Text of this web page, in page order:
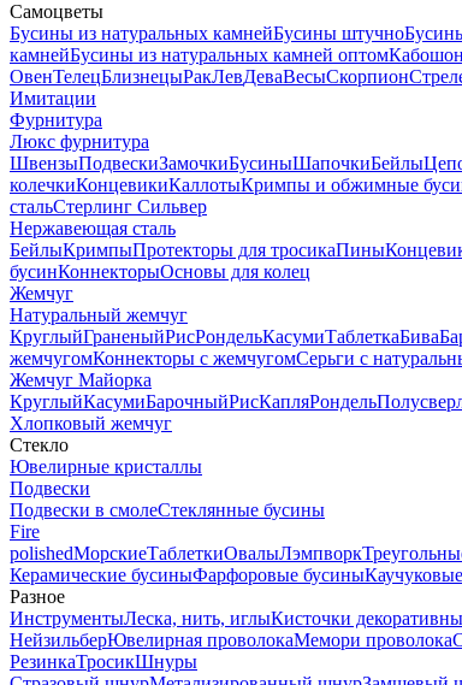
Самоцветы
Бусины из натуральных камнейБусины штучно
камнейБусины из натуральных камней оптом
ОвенТелецБлизнецыРакЛевДеваВесыСкорпион
Имитации
Фурнитура
Люкс фурнитура
ШвензыПодвескиЗамочкиБусиныШапочкиБейлы
колечкиКонцевикиКаллотыКримпы и обжимные
стальСтерлинг Сильвер
Нержавеющая сталь
БейлыКримпыПротекторы для тросикаПины
бусинКоннекторыОсновы для колец
Жемчуг
Натуральный жемчуг
КруглыйГраненыйРисРондельКасумиТаблеткаБива
жемчугомКоннекторы с жемчугомСерьги с
Жемчуг Майорка
КруглыйКасумиБарочныйРисКапляРондель
Хлопковый жемчуг
Стекло
Ювелирные кристаллы
Подвески
Подвески в смолеСтеклянные бусины
Fire
polishedМорскиеТаблеткиОвалыЛэмпворк
Керамические бусиныФарфоровые бусины
Разное
ИнструментыЛеска, нить, иглыКисточки
НейзильберЮвелирная проволокаМемори проволока
РезинкаТросикШнуры